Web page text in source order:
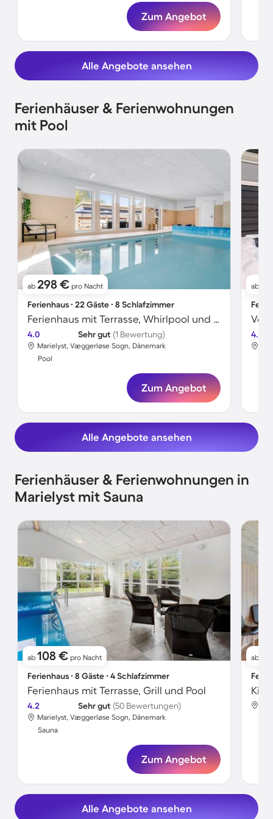
Zum Angebot
Alle Angebote ansehen
Ferienhäuser & Ferienwohnungen
mit Pool
ab 298 € pro Nacht
Ferienhaus ∙ 22 Gäste ∙ 8 Schlafzimmer
Ferienhaus mit Terrasse, Whirlpool und privatem Pool
4.0 Sehr gut (1 Bewertung)
Marielyst, Væggerløse Sogn, Dänemark
Pool
Zum Angebot
ab
4.2
Alle Angebote ansehen
Ferienhäuser & Ferienwohnungen in
Marielyst mit Sauna
ab 108 € pro Nacht
Ferienhaus ∙ 8 Gäste ∙ 4 Schlafzimmer
Ferienhaus mit Terrasse, Grill und Pool
4.2 Sehr gut (50 Bewertungen)
Marielyst, Væggerløse Sogn, Dänemark
Sauna
Zum Angebot
ab
Alle Angebote ansehen